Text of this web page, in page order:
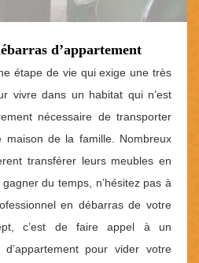
d’appartement
étape de vie qui exige une très
vivre dans un habitat qui n’est
nécessaire de transporter
maison de la famille. Nombreux
transférer leurs meubles en
du temps, n’hésitez pas à
en débarras de votre
c’est de faire appel à un
pour vider votre